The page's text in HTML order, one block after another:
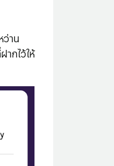
ว่าน
กไว้ให้